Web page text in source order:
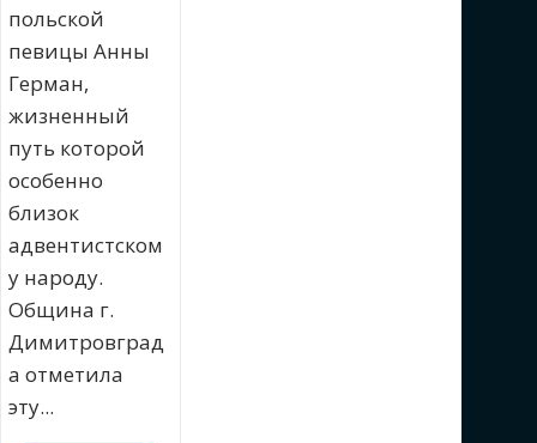
польской
певицы Анны
Герман,
жизненный
путь которой
особенно
близок
адвентистском
у народу.
Община г.
Димитровград
а отметила
эту...